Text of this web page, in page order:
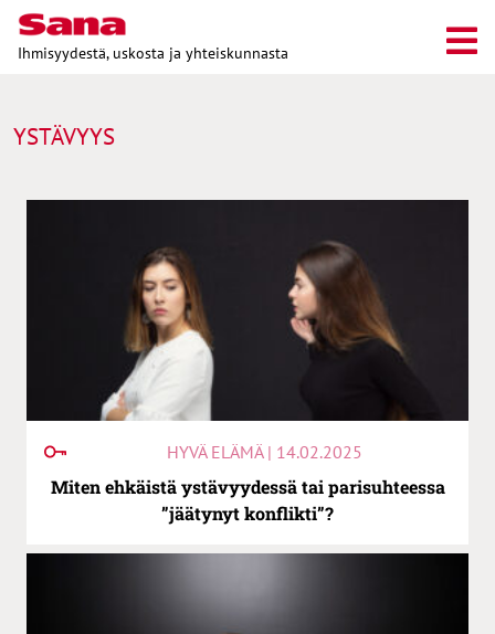
Ihmisyydestä, uskosta ja yhteiskunnasta
YSTÄVYYS
HYVÄ ELÄMÄ | 14.02.2025
Miten ehkäistä ystävyydessä tai parisuhteessa
”jäätynyt konflikti”?